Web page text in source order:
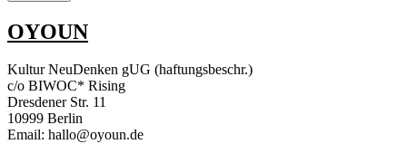
OYOUN
Kultur NeuDenken gUG (haftungsbeschr.)
c/o BIWOC* Rising
Dresdener Str. 11
10999 Berlin
Email: hallo@oyoun.de